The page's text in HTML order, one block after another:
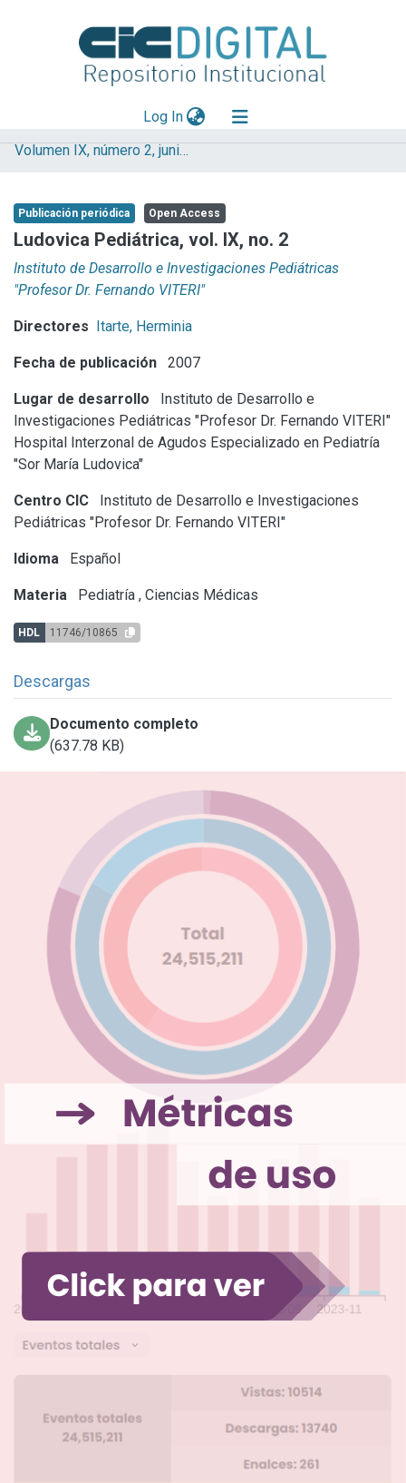
Log In(current)
Explorar
Aportar material
Statistics
Volumen IX, número 2, junio 2007
Publicación periódica Open Access
Ludovica Pediátrica, vol. IX, no. 2
Instituto de Desarrollo e Investigaciones Pediátricas
"Profesor Dr. Fernando VITERI"
Directores Itarte, Herminia
Fecha de publicación 2007
Lugar de desarrollo
Instituto de Desarrollo e
Investigaciones Pediátricas "Profesor Dr. Fernando VITERI"
Hospital Interzonal de Agudos Especializado en Pediatría
"Sor María Ludovica"
Centro CIC
Instituto de Desarrollo e Investigaciones
Pediátricas "Profesor Dr. Fernando VITERI"
Idioma Español
Materia Pediatría , Ciencias Médicas
HDL 11746/10865
Descargas
Documento completo
(637.78 KB)